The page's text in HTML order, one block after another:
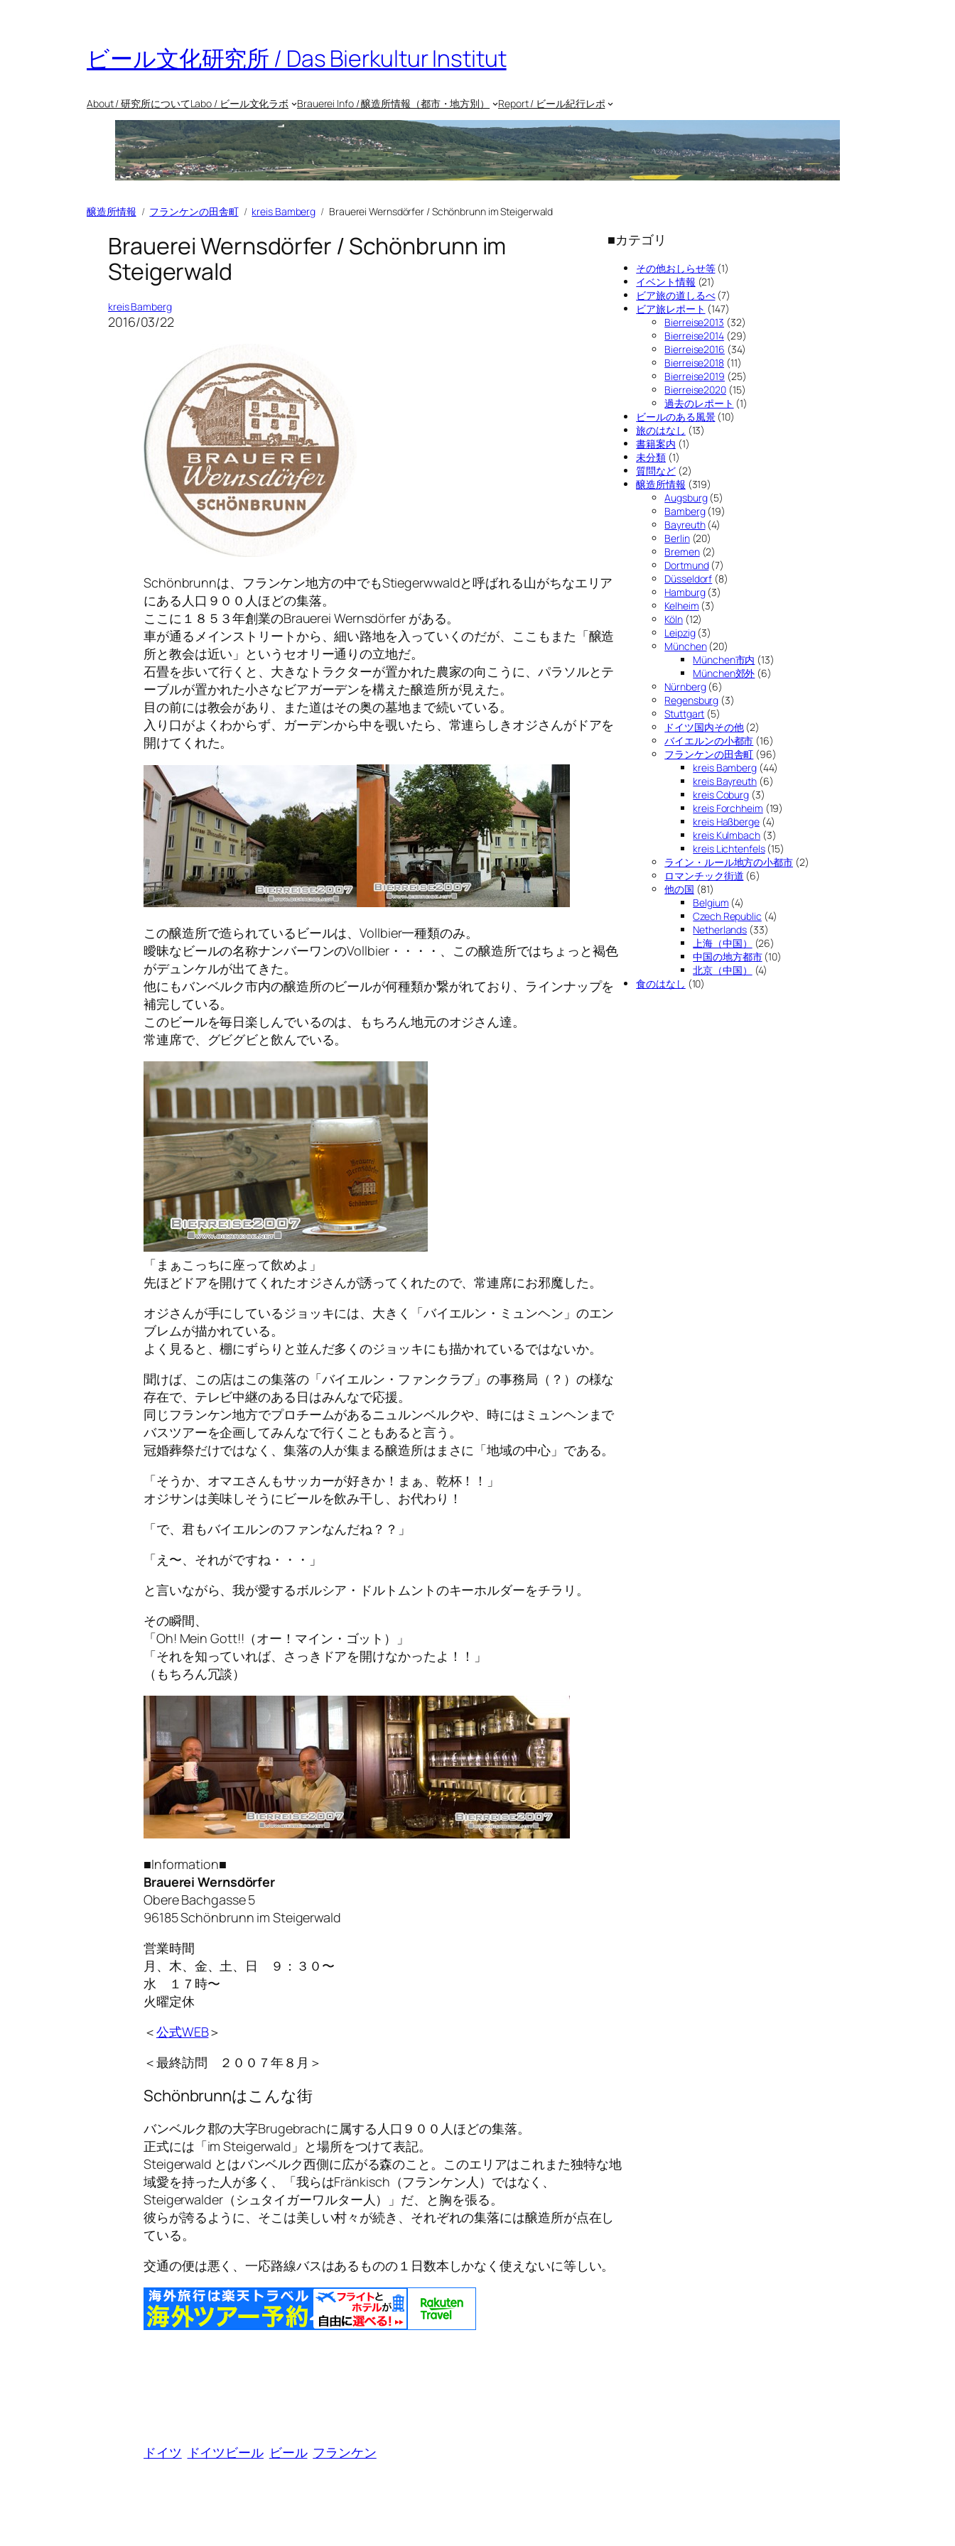
ビール文化研究所 / Das Bierkultur Institut
About / 研究所についてLabo / ビール文化ラボ Brauerei Info / 醸造所情報（都市・地方別） Report / ビール紀行レポ
醸造所情報 フランケンの田舎町 kreis Bamberg Brauerei Wernsdörfer / Schönbrunn im Steigerwald
Brauerei Wernsdörfer / Schönbrunn im
Steigerwald
kreis Bamberg
2016/03/22
Schönbrunnは、フランケン地方の中でもStiegerwwaldと呼ばれる山がちなエリア
にある人口９００人ほどの集落。
ここに１８５３年創業のBrauerei Wernsdörfer がある。
車が通るメインストリートから、細い路地を入っていくのだが、ここもまた「醸造
所と教会は近い」というセオリー通りの立地だ。
石畳を歩いて行くと、大きなトラクターが置かれた農家の向こうに、パラソルとテ
ーブルが置かれた小さなビアガーデンを構えた醸造所が見えた。
目の前には教会があり、また道はその奥の墓地まで続いている。
入り口がよくわからず、ガーデンから中を覗いたら、常連らしきオジさんがドアを
開けてくれた。
この醸造所で造られているビールは、Vollbier一種類のみ。
曖昧なビールの名称ナンバーワンのVollbier・・・・、この醸造所ではちょっと褐色
がデュンケルが出てきた。
他にもバンベルク市内の醸造所のビールが何種類か繋がれており、ラインナップを
補完している。
このビールを毎日楽しんでいるのは、もちろん地元のオジさん達。
常連席で、グビグビと飲んでいる。
「まぁこっちに座って飲めよ」
先ほどドアを開けてくれたオジさんが誘ってくれたので、常連席にお邪魔した。
オジさんが手にしているジョッキには、大きく「バイエルン・ミュンヘン」のエン
ブレムが描かれている。
よく見ると、棚にずらりと並んだ多くのジョッキにも描かれているではないか。
聞けば、この店はこの集落の「バイエルン・ファンクラブ」の事務局（？）の様な
存在で、テレビ中継のある日はみんなで応援。
同じフランケン地方でプロチームがあるニュルンベルクや、時にはミュンヘンまで
バスツアーを企画してみんなで行くこともあると言う。
冠婚葬祭だけではなく、集落の人が集まる醸造所はまさに「地域の中心」である。
「そうか、オマエさんもサッカーが好きか！まぁ、乾杯！！」
オジサンは美味しそうにビールを飲み干し、お代わり！
「で、君もバイエルンのファンなんだね？？」
「え〜、それがですね・・・」
と言いながら、我が愛するボルシア・ドルトムントのキーホルダーをチラリ。
その瞬間、
「Oh! Mein Gott!!（オー！マイン・ゴット）」
「それを知っていれば、さっきドアを開けなかったよ！！」
（もちろん冗談）
■Information■
Brauerei Wernsdörfer
Obere Bachgasse 5
96185 Schönbrunn im Steigerwald
営業時間
月、木、金、土、日 ９：３０〜
水 １７時〜
火曜定休
＜公式WEB＞
＜最終訪問 ２００７年８月＞
Schönbrunnはこんな街
バンベルク郡の大字Brugebrachに属する人口９００人ほどの集落。
正式には「im Steigerwald」と場所をつけて表記。
Steigerwald とはバンベルク西側に広がる森のこと。このエリアはこれまた独特な地
域愛を持った人が多く、「我らはFränkisch（フランケン人）ではなく、
Steigerwalder（シュタイガーワルター人）」だ、と胸を張る。
彼らが誇るように、そこは美しい村々が続き、それぞれの集落には醸造所が点在し
ている。
交通の便は悪く、一応路線バスはあるものの１日数本しかなく使えないに等しい。
ドイツ ドイツビール ビール フランケン
■カテゴリ
その他おしらせ等(1)
イベント情報 (21)
ビア旅の道しるべ(7)
ビア旅レポート (147)
Bierreise2013 (32)
Bierreise2014(29)
Bierreise2016 (34)
Bierreise2018(11)
Bierreise2019 (25)
Bierreise2020(15)
過去のレポート (1)
ビールのある風景(10)
旅のはなし (13)
書籍案内 (1)
未分類(1)
質問など(2)
醸造所情報 (319)
Augsburg(5)
Bamberg(19)
Bayreuth(4)
Berlin(20)
Bremen(2)
Dortmund(7)
Düsseldorf (8)
Hamburg(3)
Kelheim (3)
Köln(12)
Leipzig(3)
München(20)
München市内 (13)
München郊外 (6)
Nürnberg(6)
Regensburg (3)
Stuttgart (5)
ドイツ国内その他(2)
バイエルンの小都市 (16)
フランケンの田舎町 (96)
kreis Bamberg(44)
kreis Bayreuth(6)
kreis Coburg (3)
kreis Forchheim (19)
kreis Haßberge(4)
kreis Kulmbach(3)
kreis Lichtenfels(15)
ライン・ルール地方の小都市(2)
ロマンチック街道 (6)
他の国 (81)
Belgium (4)
Czech Republic (4)
Netherlands (33)
上海（中国）
(26)
中国の地方都市(10)
北京（中国）
(4)
食のはなし (10)